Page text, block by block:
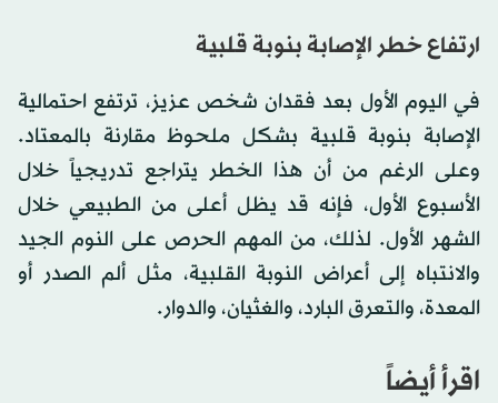
ارتفاع خطر الإصابة بنوبة قلبية
في اليوم الأول بعد فقدان شخص عزيز، ترتفع احتمالية
الإصابة بنوبة قلبية بشكل ملحوظ مقارنة بالمعتاد.
وعلى الرغم من أن هذا الخطر يتراجع تدريجياً خلال
الأسبوع الأول، فإنه قد يظل أعلى من الطبيعي خلال
الشهر الأول. لذلك، من المهم الحرص على النوم الجيد
والانتباه إلى أعراض النوبة القلبية، مثل ألم الصدر أو
المعدة، والتعرق البارد، والغثيان، والدوار.
اقرأ أيضاً